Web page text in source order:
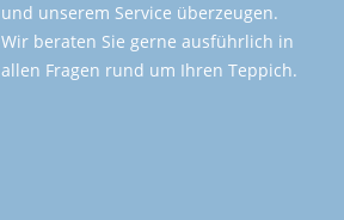
und unserem Service überzeugen.
Wir beraten Sie gerne ausführlich in
allen Fragen rund um Ihren Teppich.